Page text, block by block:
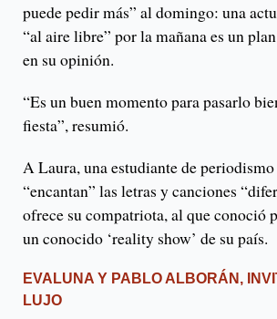
puede pedir más” al domingo: una
“al aire libre” por la mañana es un
en su opinión.
“Es un buen momento para pasarlo
fiesta”, resumió.
A Laura, una estudiante de
“encantan” las letras y canciones
ofrece su compatriota, al que conoció
un conocido ‘reality show’ de su país.
EVALUNA Y PABLO ALBORÁN,
LUJO